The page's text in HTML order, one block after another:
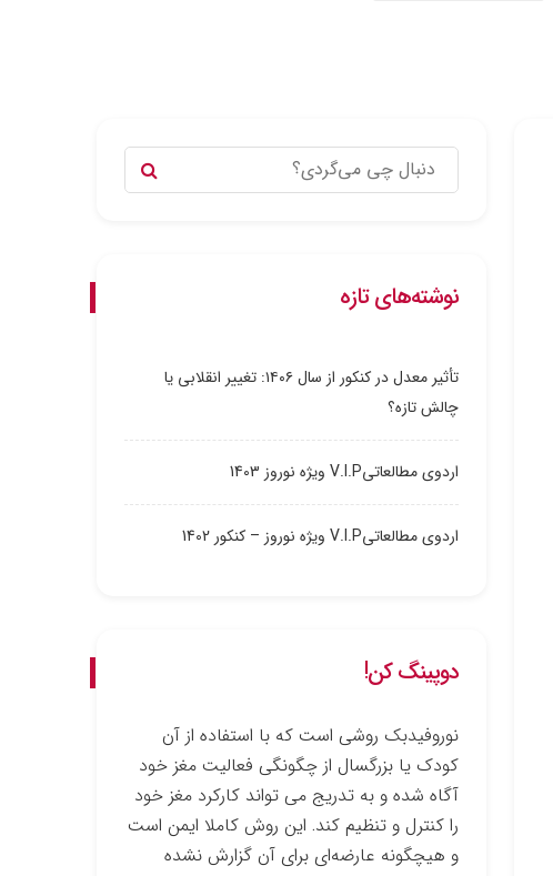
نوشته‌های تازه
تأثیر معدل در کنکور از سال ۱۴۰۶: تغییر انقلابی یا
چالش تازه؟
اردوی مطالعاتیV.I.P ویژه نوروز 1403
اردوی مطالعاتیV.I.P ویژه نوروز – کنکور 1402
دوپینگ کن!
نوروفیدبک روشی است که با استفاده از آن
کودک یا بزرگسال از چگونگی فعالیت مغز خود
آگاه شده و به تدریج می ­تواند کارکرد مغز خود
را کنترل و تنظیم کند. این روش کاملا ایمن است
و هیچ­گونه عارضه‌ای برای آن گزارش نشده